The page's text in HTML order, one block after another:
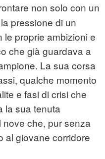
non solo con un
pressione di un
proprie ambizioni e
che già guardava a
La sua corsa
qualche momento
e fasi di crisi che
la sua tenuta
che, pur senza
al giovane corridore